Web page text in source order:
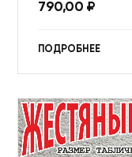
790,00 ₽
ПОДРОБНЕЕ